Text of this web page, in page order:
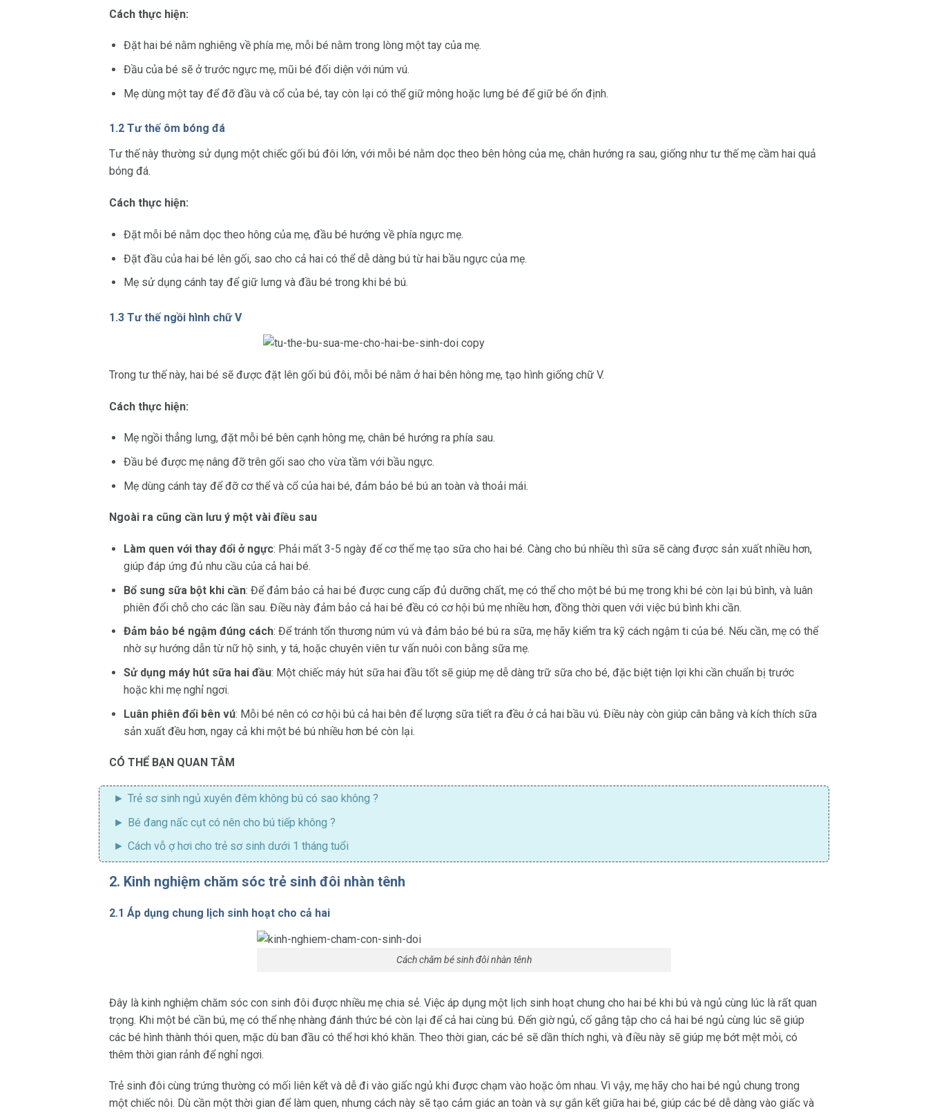
Cách thực hiện:
Đặt hai bé nằm nghiêng về phía mẹ, mỗi bé nằm trong lòng một tay của mẹ.
Đầu của bé sẽ ở trước ngực mẹ, mũi bé đối diện với núm vú.
Mẹ dùng một tay để đỡ đầu và cổ của bé, tay còn lại có thể giữ mông hoặc lưng bé để giữ bé ổn định.
1.2 Tư thế ôm bóng đá
Tư thế này thường sử dụng một chiếc gối bú đôi lớn, với mỗi bé nằm dọc theo bên hông của mẹ, chân hướng ra sau, giống như tư thế mẹ cầm hai quả
bóng đá.
Cách thực hiện:
Đặt mỗi bé nằm dọc theo hông của mẹ, đầu bé hướng về phía ngực mẹ.
Đặt đầu của hai bé lên gối, sao cho cả hai có thể dễ dàng bú từ hai bầu ngực của mẹ.
Mẹ sử dụng cánh tay để giữ lưng và đầu bé trong khi bé bú.
1.3 Tư thế ngồi hình chữ V
Trong tư thế này, hai bé sẽ được đặt lên gối bú đôi, mỗi bé nằm ở hai bên hông mẹ, tạo hình giống chữ V.
Cách thực hiện:
Mẹ ngồi thẳng lưng, đặt mỗi bé bên cạnh hông mẹ, chân bé hướng ra phía sau.
Đầu bé được mẹ nâng đỡ trên gối sao cho vừa tầm với bầu ngực.
Mẹ dùng cánh tay để đỡ cơ thể và cổ của hai bé, đảm bảo bé bú an toàn và thoải mái.
Ngoài ra cũng cần lưu ý một vài điều sau
Làm quen với thay đổi ở ngực: Phải mất 3-5 ngày để cơ thể mẹ tạo sữa cho hai bé. Càng cho bú nhiều thì sữa sẽ càng được sản xuất nhiều hơn,
giúp đáp ứng đủ nhu cầu của cả hai bé.
Bổ sung sữa bột khi cần: Để đảm bảo cả hai bé được cung cấp đủ dưỡng chất, mẹ có thể cho một bé bú mẹ trong khi bé còn lại bú bình, và luân
phiên đổi chỗ cho các lần sau. Điều này đảm bảo cả hai bé đều có cơ hội bú mẹ nhiều hơn, đồng thời quen với việc bú bình khi cần.
Đảm bảo bé ngậm đúng cách: Để tránh tổn thương núm vú và đảm bảo bé bú ra sữa, mẹ hãy kiểm tra kỹ cách ngậm ti của bé. Nếu cần, mẹ có thể
nhờ sự hướng dẫn từ nữ hộ sinh, y tá, hoặc chuyên viên tư vấn nuôi con bằng sữa mẹ.
Sử dụng máy hút sữa hai đầu: Một chiếc máy hút sữa hai đầu tốt sẽ giúp mẹ dễ dàng trữ sữa cho bé, đặc biệt tiện lợi khi cần chuẩn bị trước
hoặc khi mẹ nghỉ ngơi.
Luân phiên đổi bên vú: Mỗi bé nên có cơ hội bú cả hai bên để lượng sữa tiết ra đều ở cả hai bầu vú. Điều này còn giúp cân bằng và kích thích sữa
sản xuất đều hơn, ngay cả khi một bé bú nhiều hơn bé còn lại.
CÓ THỂ BẠN QUAN TÂM
Trẻ sơ sinh ngủ xuyên đêm không bú có sao không ?
Bé đang nấc cụt có nên cho bú tiếp không ?
Cách vỗ ợ hơi cho trẻ sơ sinh dưới 1 tháng tuổi
2. Kinh nghiệm chăm sóc trẻ sinh đôi nhàn tênh
2.1 Áp dụng chung lịch sinh hoạt cho cả hai
Cách chăm bé sinh đôi nhàn tênh
Đây là kinh nghiệm chăm sóc con sinh đôi được nhiều mẹ chia sẻ. Việc áp dụng một lịch sinh hoạt chung cho hai bé khi bú và ngủ cùng lúc là rất quan
trọng. Khi một bé cần bú, mẹ có thể nhẹ nhàng đánh thức bé còn lại để cả hai cùng bú. Đến giờ ngủ, cố gắng tập cho cả hai bé ngủ cùng lúc sẽ giúp
các bé hình thành thói quen, mặc dù ban đầu có thể hơi khó khăn. Theo thời gian, các bé sẽ dần thích nghi, và điều này sẽ giúp mẹ bớt mệt mỏi, có
thêm thời gian rảnh để nghỉ ngơi.
Trẻ sinh đôi cùng trứng thường có mối liên kết và dễ đi vào giấc ngủ khi được chạm vào hoặc ôm nhau. Vì vậy, mẹ hãy cho hai bé ngủ chung trong
một chiếc nôi. Dù cần một thời gian để làm quen, nhưng cách này sẽ tạo cảm giác an toàn và sự gắn kết giữa hai bé, giúp các bé dễ dàng vào giấc và